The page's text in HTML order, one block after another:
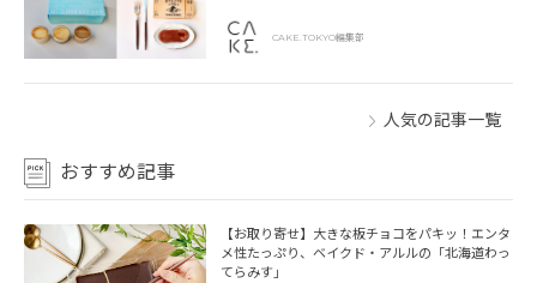
CAKE.TOKYO編集部
人気の記事一覧
おすすめ記事
【お取り寄せ】大きな板チョコをパキッ！エンタ
メ性たっぷり、ベイクド・アルルの「北海道わっ
てらみす」